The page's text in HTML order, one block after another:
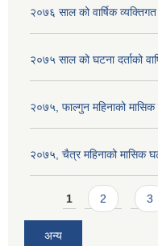
२०७६ साल को वार्षिक व्यक्तिगत
२०७५ साल को घटना दर्ताको
२०७५, फाल्गुन महिनाको मासिक
२०७५, चैत्र महिनाको मासिक
Pages
1 2 3
अन्य